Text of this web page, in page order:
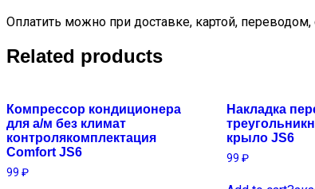
Оплатить можно при доставке, картой,
Related products
Компрессор кондиционера
для а/м без климат
контролякомплектация
Comfort JS6
99 ₽
Накладка
крыло JS6
99 ₽